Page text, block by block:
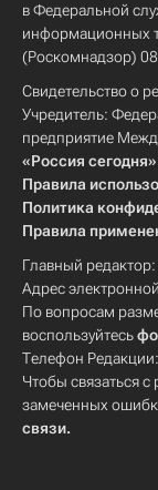
в Федеральной
информационных
(Роскомнадзор)
Свидетельство о
Учредитель:
предприятие
«Россия сегодня»
Правила
Политика
Правила
Главный редактор:
Адрес
По вопросам
воспользуйтесь
Телефон Редакции:
Чтобы связаться
замеченных
связи.